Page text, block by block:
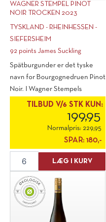
WAGNER STEMPEL PINOT
NOIR TROCKEN 2023
TYSKLAND - RHEINHESSEN -
SIEFERSHEIM
92 points James Suckling
Spätburgunder er det tyske
navn for Bourgognedruen Pinot
Noir. I Wagner Stempels
økologiske [...]
TILBUD V/6 STK KUN:
199,95
Normalpris: 229,95
SPAR: 180,-
Stempel
Pinot
Noir
trocken
2023
LÆG I KURV